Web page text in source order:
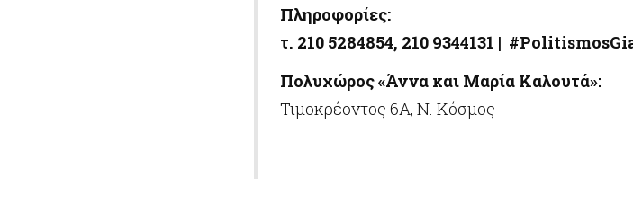
Πληροφορίες:
τ. 210 5284854, 210 9344131 |
Πολυχώρος «Άννα και Μαρία Καλουτά»:
Τιμοκρέοντος 6A, Ν. Κόσμος